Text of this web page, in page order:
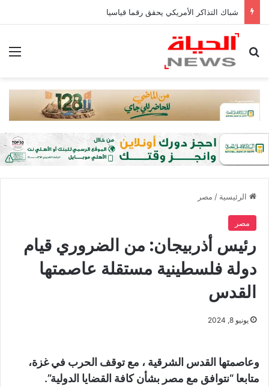
شباك التذاكر الأمريكي يحقق رقما قياسيا
بحث عن
الرئيسية / مصر
مصر
رئيس أذربيجان: من الضروري قيام
دولة فلسطينية مستقلة عاصمتها
القدس
يونيو 8, 2024
وعاصمتها القدس الشرقية ، مع توقف الحرب في غزة،
متابعا “نتوافق مع مصر بشأن كافة القضايا الدولية”.